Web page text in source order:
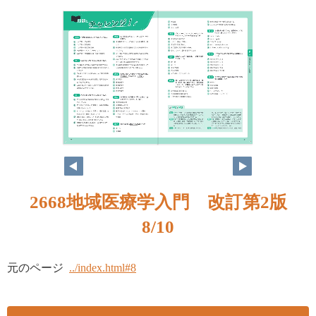
9
8
2668地域医療学入門 改訂第2版
8/10
元のページ ../index.html#8